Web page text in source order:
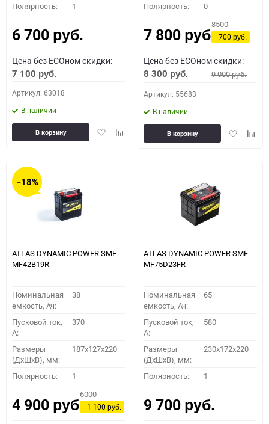
Полярность: 1
6 700 руб.
Цена без ECOном скидки:
7 100 руб.
Артикул: 63018
В наличии
ДобавитьДобавить
В корзину
Полярность: 0
7 800 руб.
8500
−700руб.
Цена без ECOном скидки:
8 300 руб. 9 000руб.
Артикул: 55683
В наличии
Добавить
В корзину
−18%
ATLAS DYNAMIC POWER SMF
MF42B19R
Номинальная
емкость, Ач:
38
Пусковой ток,
A:
370
Размеры
(ДхШхВ), мм:
187x127x220
Полярность: 1
4 900 руб.
6000
−1 100руб.
ATLAS DYNAMIC POWER SMF
MF75D23FR
Номинальная
емкость, Ач:
65
Пусковой ток,
A:
580
Размеры
(ДхШхВ), мм:
230x172x220
Полярность: 1
9 700 руб.